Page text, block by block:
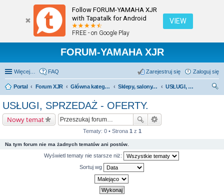
Follow FORUM-YAMAHA XJR
with Tapatalk for Android
FREE - on Google Play
VIEW
FORUM-YAMAHA XJR
Więcej… FAQ Zaloguj się
Zarejestruj się
Portal Forum XJR Główna kategoria forum Sklepy, salony, serwisy - polecamy; odradzamy.
USŁUGI, SPRZEDAŻ - OFERTY.
USŁUGI, SPRZEDAŻ - OFERTY.
Nowy temat
Tematy: 0 • Strona 1 z 1
Na tym forum nie ma żadnych tematów ani postów.
Wyświetl tematy nie starsze niż:
Sortuj wg